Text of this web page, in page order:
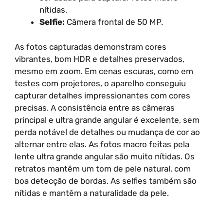
nítidas.
Selfie: Câmera frontal de 50 MP.
As fotos capturadas demonstram cores
vibrantes, bom HDR e detalhes preservados,
mesmo em zoom. Em cenas escuras, como em
testes com projetores, o aparelho conseguiu
capturar detalhes impressionantes com cores
precisas. A consistência entre as câmeras
principal e ultra grande angular é excelente, sem
perda notável de detalhes ou mudança de cor ao
alternar entre elas. As fotos macro feitas pela
lente ultra grande angular são muito nítidas. Os
retratos mantêm um tom de pele natural, com
boa detecção de bordas. As selfies também são
nítidas e mantêm a naturalidade da pele.